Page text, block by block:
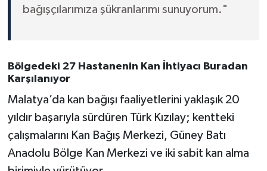
bağışçılarımıza şükranlarımı sunuyorum."
Bölgedeki 27 Hastanenin Kan İhtiyacı Buradan
Karşılanıyor
Malatya’da kan bağışı faaliyetlerini yaklaşık 20
yıldır başarıyla sürdüren Türk Kızılay; kentteki
çalışmalarını Kan Bağış Merkezi, Güney Batı
Anadolu Bölge Kan Merkezi ve iki sabit kan alma